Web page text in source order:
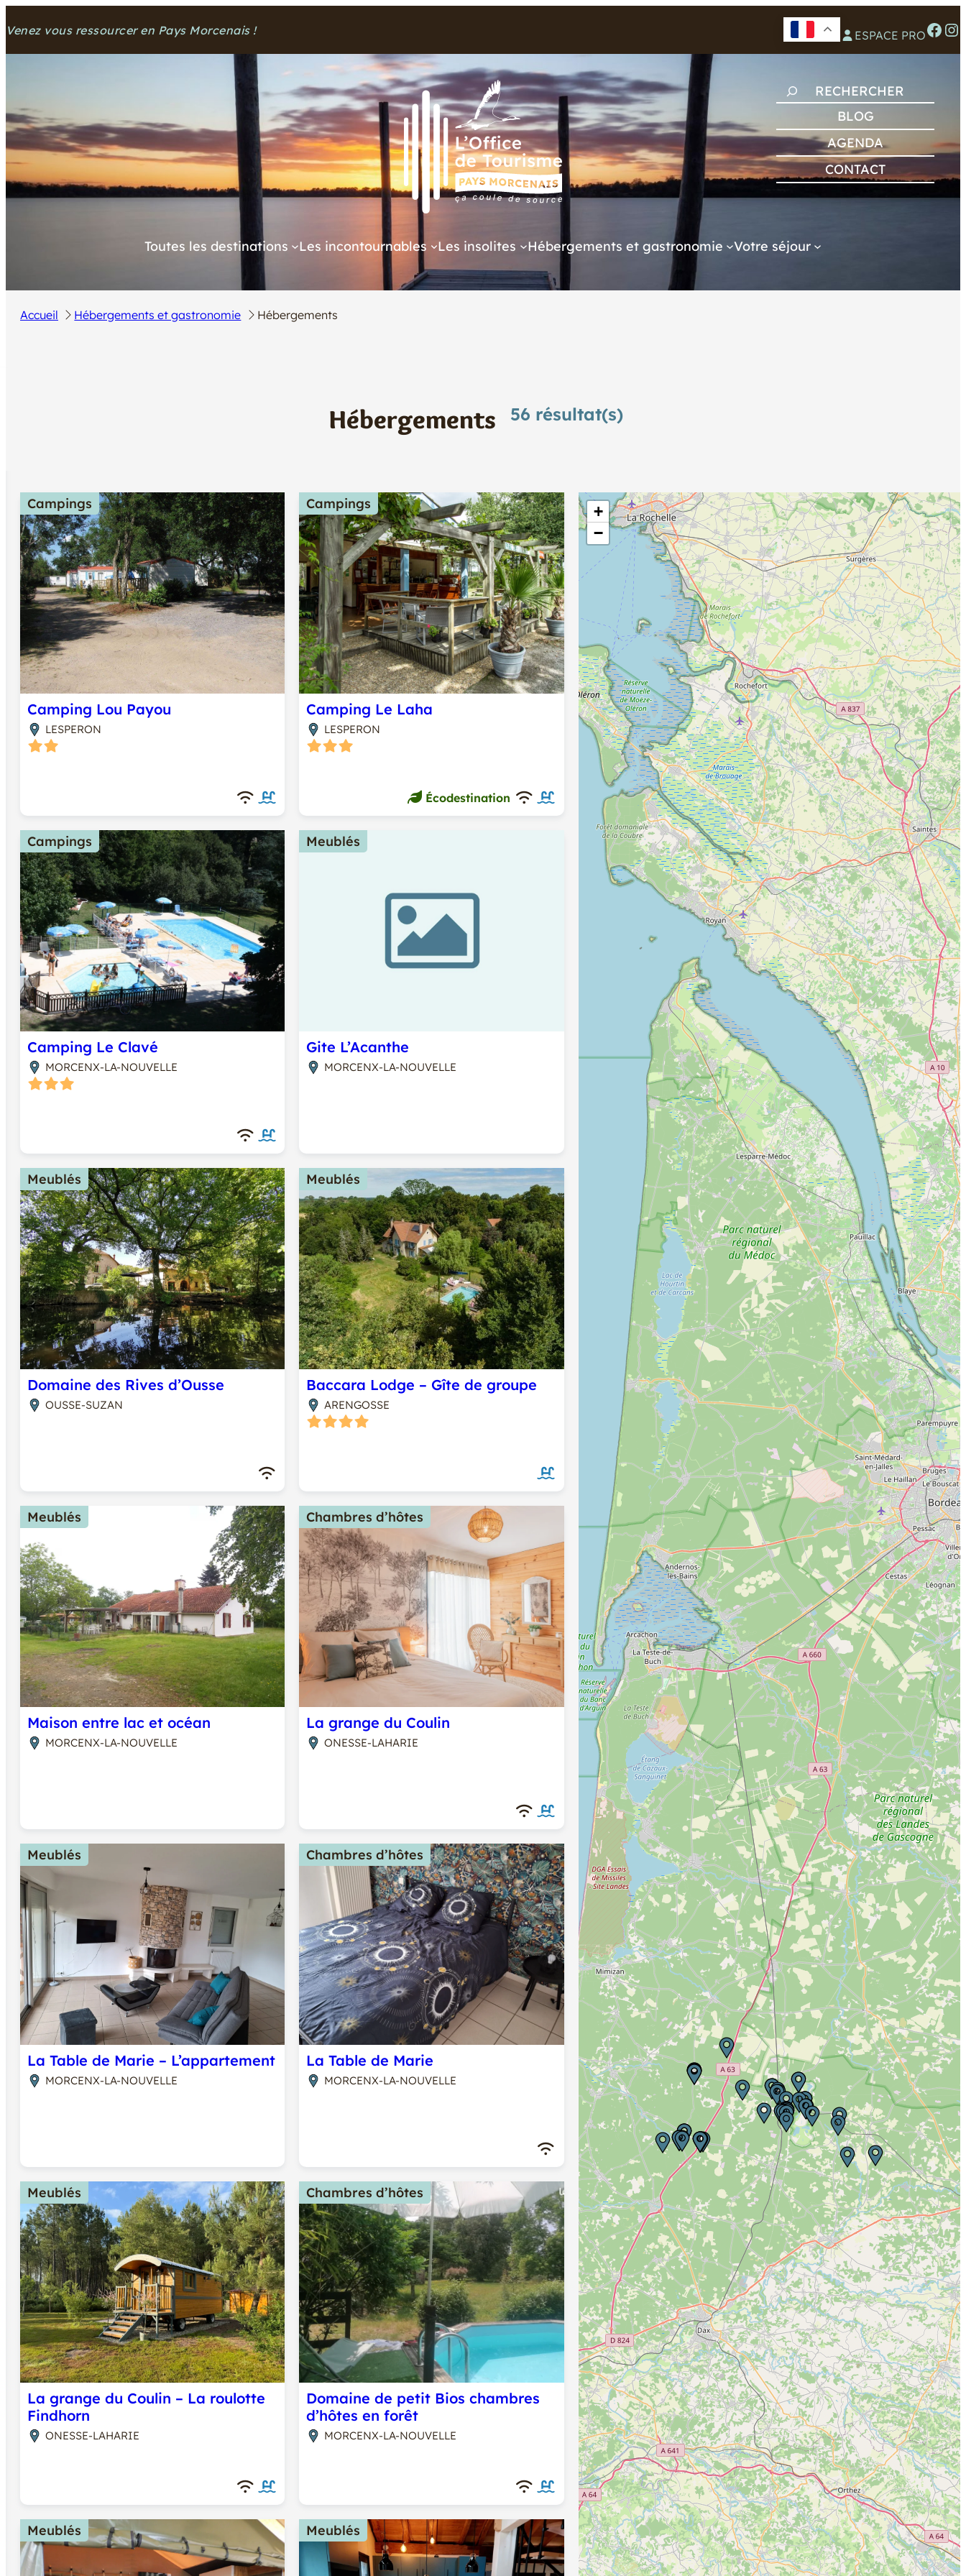
au
contenu
Venez vous ressourcer en Pays Morcenais ! ESPACE PROFacebook Instagram
C
H
E
R
H
R
BLOG
AGENDA
CONTACT
Toutes les destinations Les incontournables Les insolites Hébergements et gastronomie Votre séjour
Accueil Hébergements et gastronomie Hébergements
Hébergements 56 résultat(s)
Campings
Camping Lou Payou
LESPERON
Campings
Camping Le Laha
LESPERON
Écodestination
Campings
Camping Le Clavé
MORCENX-LA-NOUVELLE
Meublés
Gite L’Acanthe
MORCENX-LA-NOUVELLE
Meublés
Domaine des Rives d’Ousse
OUSSE-SUZAN
Meublés
Baccara Lodge – Gîte de groupe
ARENGOSSE
Meublés
Maison entre lac et océan
MORCENX-LA-NOUVELLE
Chambres d’hôtes
La grange du Coulin
ONESSE-LAHARIE
Meublés
La Table de Marie – L’appartement
MORCENX-LA-NOUVELLE
Chambres d’hôtes
La Table de Marie
MORCENX-LA-NOUVELLE
Meublés
La grange du Coulin – La roulotte
Findhorn
ONESSE-LAHARIE
Chambres d’hôtes
Domaine de petit Bios chambres
d’hôtes en forêt
MORCENX-LA-NOUVELLE
Meublés Meublés
+
−